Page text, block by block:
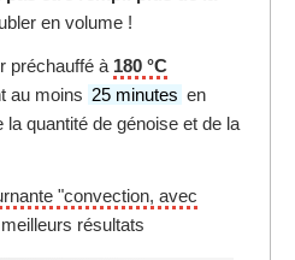
en volume !
préchauffé à 180 °C
au moins 25 minutes en
la quantité de génoise et de la
"convection, avec
résultats